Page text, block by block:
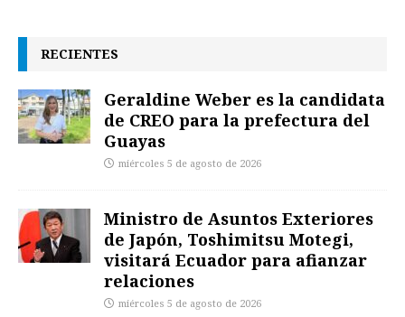
RECIENTES
Geraldine Weber es la candidata
de CREO para la prefectura del
Guayas
miércoles 5 de agosto de 2026
Ministro de Asuntos Exteriores
de Japón, Toshimitsu Motegi,
visitará Ecuador para afianzar
relaciones
miércoles 5 de agosto de 2026